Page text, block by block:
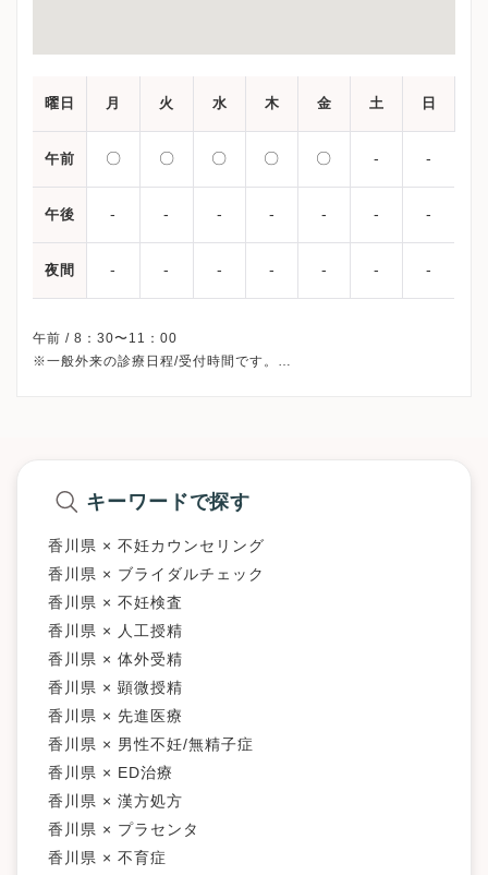
曜日 月 火 水 木 金 土 日
午前 〇 〇 〇 〇 〇 - -
午後 - - - - - - -
夜間 - - - - - - -
午前 / 8：30〜11：00
※一般外来の診療日程/受付時間です。
キーワードで探す
香川県 × 不妊カウンセリング
香川県 × ブライダルチェック
香川県 × 不妊検査
香川県 × 人工授精
香川県 × 体外受精
香川県 × 顕微授精
香川県 × 先進医療
香川県 × 男性不妊/無精子症
香川県 × ED治療
香川県 × 漢方処方
香川県 × プラセンタ
香川県 × 不育症